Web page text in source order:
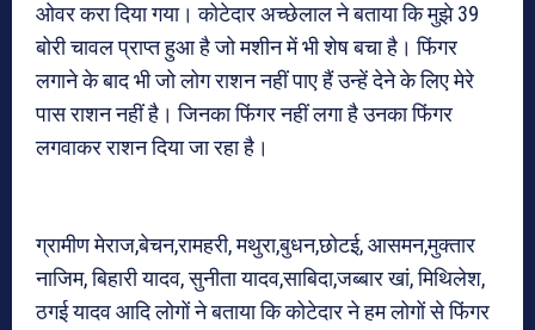
ओवर करा दिया गया। कोटेदार अच्छेलाल ने बताया कि मुझे 39
बोरी चावल प्राप्त हुआ है जो मशीन में भी शेष बचा है। फिंगर
लगाने के बाद भी जो लोग राशन नहीं पाए हैं उन्हें देने के लिए मेरे
पास राशन नहीं है। जिनका फिंगर नहीं लगा है उनका फिंगर
लगवाकर राशन दिया जा रहा है।
ग्रामीण मेराज,बेचन,रामहरी, मथुरा,बुधन,छोटई, आसमन,मुक्तार
नाजिम, बिहारी यादव, सुनीता यादव,साबिदा,जब्बार खां, मिथिलेश,
ठगई यादव आदि लोगों ने बताया कि कोटेदार ने हम लोगों से फिंगर